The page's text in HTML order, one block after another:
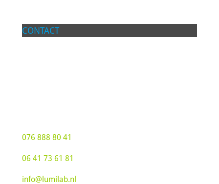
CONTACT
076 888 80 41
06 41 73 61 81
info@lumilab.nl